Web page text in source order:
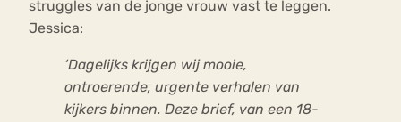
struggles van de jonge vrouw vast te leggen.
Jessica:
‘Dagelijks krijgen wij mooie,
ontroerende, urgente verhalen van
kijkers binnen. Deze brief, van een 18-